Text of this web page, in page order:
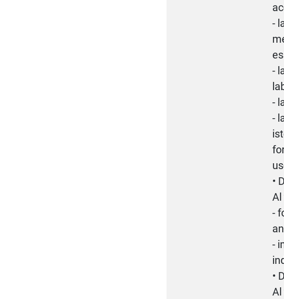
-
-
-
-
•
Al
-
-
•
Al